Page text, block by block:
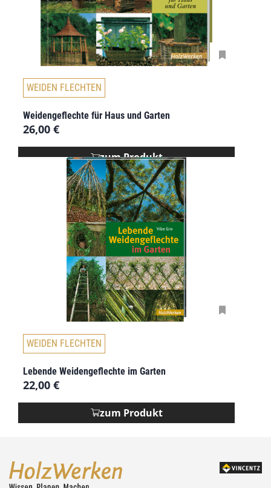
WEIDEN FLECHTEN
Weidengeflechte für Haus und Garten
26,00 €
zum Produkt
WEIDEN FLECHTEN
Lebende Weidengeflechte im Garten
22,00 €
zum Produkt